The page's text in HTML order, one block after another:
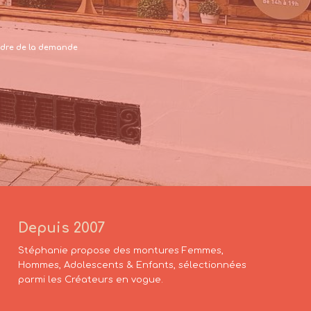
de la demande
Depuis 2007
Stéphanie propose des montures Femmes,
Hommes, Adolescents & Enfants, sélectionnées
parmi les Créateurs en vogue.